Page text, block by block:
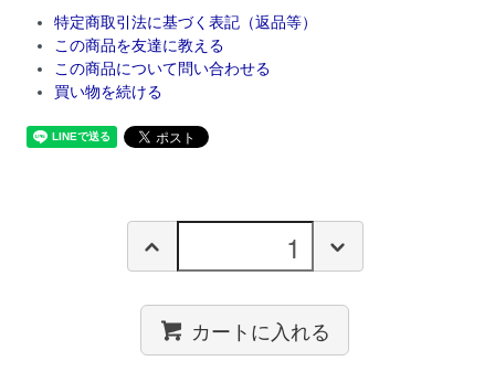
特定商取引法に基づく表記（返品等）
この商品を友達に教える
この商品について問い合わせる
買い物を続ける
カートに入れる